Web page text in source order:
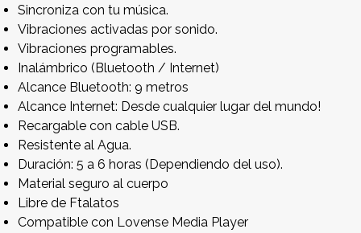
Sincroniza con tu música.
Vibraciones activadas por sonido.
Vibraciones programables.
Inalámbrico (Bluetooth / Internet)
Alcance Bluetooth: 9 metros
Alcance Internet: Desde cualquier lugar del mundo!
Recargable con cable USB.
Resistente al Agua.
Duración: 5 a 6 horas (Dependiendo del uso).
Material seguro al cuerpo
Libre de Ftalatos
Compatible con Lovense Media Player